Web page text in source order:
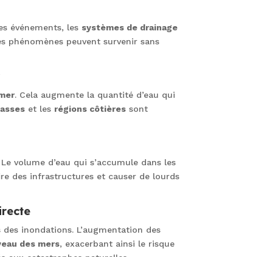
événements, les systèmes de drainage
phénomènes peuvent survenir sans
. Cela augmente la quantité d’eau qui
et les régions côtières sont
volume d’eau qui s’accumule dans les
des infrastructures et causer de lourds
inondations. L’augmentation des
des mers, exacerbant ainsi le risque